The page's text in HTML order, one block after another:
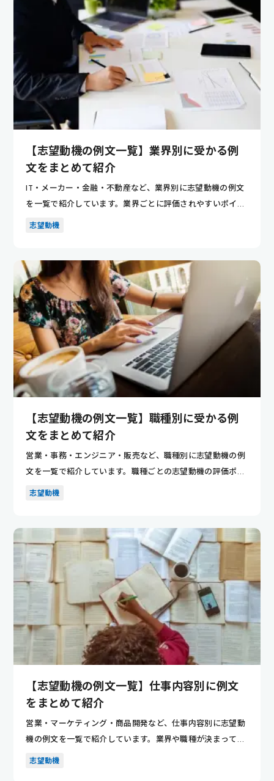
【志望動機の例文一覧】業界別に受かる例
文をまとめて紹介
IT・メーカー・金融・不動産など、業界別に志望動機の例文
を一覧で紹介しています。業界ごとに評価されやすいポイン
トが分かり...
志望動機
【志望動機の例文一覧】職種別に受かる例
文をまとめて紹介
営業・事務・エンジニア・販売など、職種別に志望動機の例
文を一覧で紹介しています。職種ごとの志望動機の評価ポイ
ントが分かり...
志望動機
【志望動機の例文一覧】仕事内容別に例文
をまとめて紹介
営業・マーケティング・商品開発など、仕事内容別に志望動
機の例文を一覧で紹介しています。業界や職種が決まってい
ない人でも、...
志望動機